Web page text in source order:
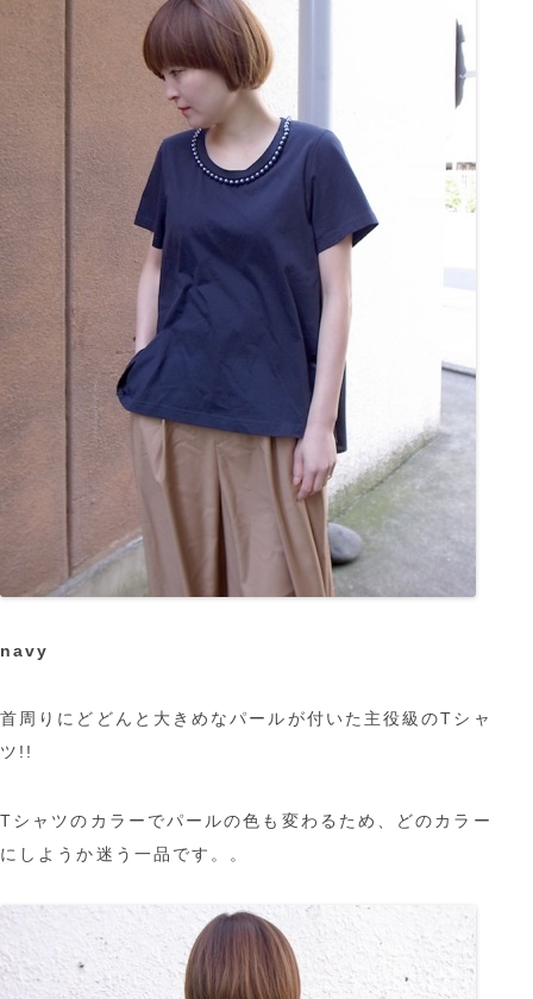
navy
首周りにどどんと大きめなパールが付いた主役級のTシャ
ツ!!
Tシャツのカラーでパールの色も変わるため、どのカラー
にしようか迷う一品です。。